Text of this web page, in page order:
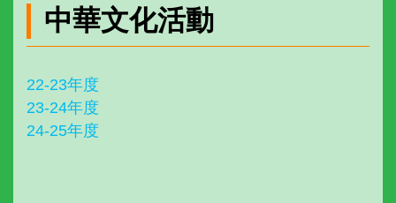
中華文化活動
22-23年度
23-24年度
24-25年度